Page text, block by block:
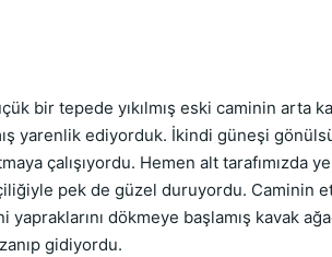
bir tepede yıkılmış eski caminin arta
yarenlik ediyorduk. İkindi güneşi
çalışıyordu. Hemen alt tarafımızda
pek de güzel duruyordu. Caminin
yapraklarını dökmeye başlamış kavak
gidiyordu.